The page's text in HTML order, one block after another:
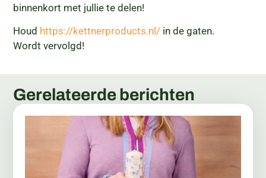
binnenkort met jullie te delen!
Houd https://kettnerproducts.nl/ in de gaten.
Wordt vervolgd!
Gerelateerde berichten